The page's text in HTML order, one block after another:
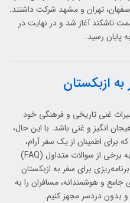
از شهرهای اصفهان، تهران و مشهد شرکت داشتند.
تاشکند آغاز شد و در نهایت در
پایان رسید.
ازبکستان
غنی تاریخی و فرهنگی خود
انگیز و غنی باشد. با این حال،
برای اطمینان از یک سفر آرام،
آماده باشید. هدف این مقاله پرداختن به برخی از سوالات متداول (FAQ)
برای سفر به ازبکستان
جامع و هوشمندانه، مسافران را به
بدون دردسر مجهز کنیم.